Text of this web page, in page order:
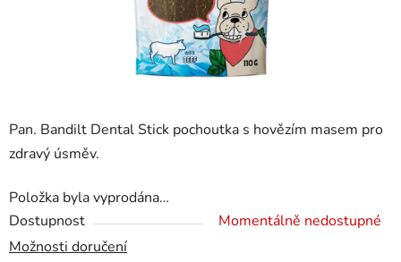
Pan. Bandilt Dental Stick pochoutka s hovězím masem pro
zdravý úsměv.
Položka byla vyprodána…
Dostupnost
Momentálně nedostupné
Možnosti doručení